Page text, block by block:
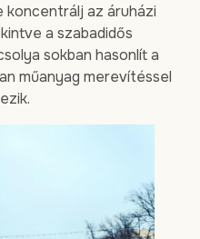
koncentrálj az áruházi
a szabadidős
sokban hasonlít a
műanyag merevítéssel